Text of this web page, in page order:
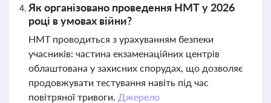
Як організовано проведення НМТ у 2026
році в умовах війни?
НМТ проводиться з урахуванням безпеки
учасників: частина екзаменаційних центрів
облаштована у захисних спорудах, що дозволяє
продовжувати тестування навіть під час
повітряної тривоги. Джерело